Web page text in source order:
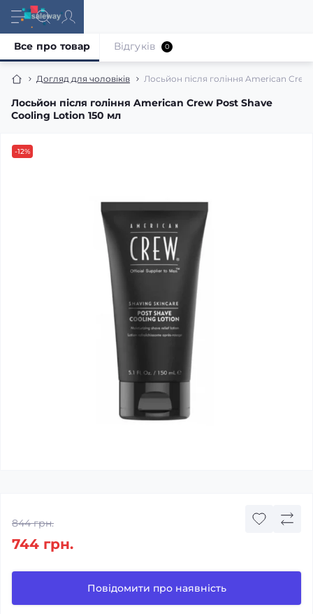
Догляд для чоловіків Лосьйон після гоління American
Лосьйон після гоління American Crew Post Shave
Cooling Lotion 150 мл
Все про товар Відгуків 0
-12%
844 грн.
744 грн.
Повідомити про наявність